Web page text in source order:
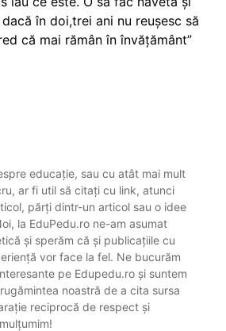
în doi,trei ani nu reușesc să
că mai rămân în învățământ”
educație, sau cu atât mai mult
ar fi util să citați cu link, atunci
părți dintr-un articol sau o idee
la EduPedu.ro ne-am asumat
și sperăm că și publicațiile cu
vor face la fel. Ne bucurăm
pe Edupedu.ro și suntem
noastră de a cita sursa
reciprocă de respect și